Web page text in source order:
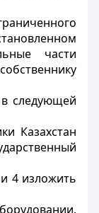
части
следующей
Казахстан
4 изложить